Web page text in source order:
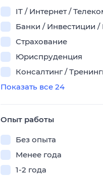
IT / Интернет /
Банки / Инвестиции
Страхование
Юриспруденция
Консалтинг /
Показать все 24
Опыт работы
Без опыта
Менее года
1-2 года